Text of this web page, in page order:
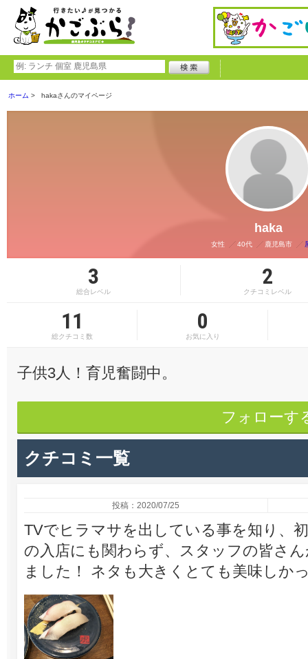
ホーム hakaさんのマイページ
haka
女性 40代 鹿児島市
3
総合レベル
2
クチコミレベル
11
総クチコミ数
0
お気に入り
子供3人！育児奮闘中。
フォローす
クチコミ一覧
投稿：2020/07/25
TVでヒラマサを出している事を知り、
の入店にも関わらず、スタッフの皆さ
ました！ ネタも大きくとても美味しか